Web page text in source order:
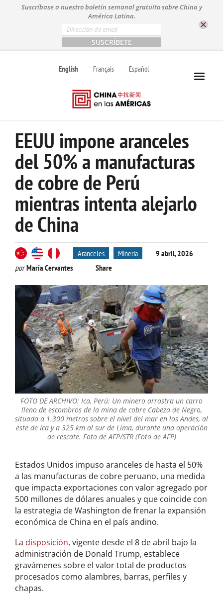
t
Suscríbase a nuestro boletín semanal gratuito sobre China y
América Latina.
E
m
a
i
*
English Français Español
EEUU impone aranceles
del 50% a manufacturas
de cobre de Perú
mientras intenta alejarlo
de China
Aranceles Minería
9 abril, 2026
porMaría Cervantes Share
FOTO DE ARCHIVO: Ica, Perú: Un minero arrastra un carro
lleno de escombros de la mina de cobre Cabeza de Negro,
situada a 1.300 metros sobre el nivel del mar en los Andes, al
este de Ica y a 325 km al sur de Lima, durante una operación
de rescate. Foto de AFP/STR (Foto de AFP)
Estados Unidos impuso aranceles de hasta el 50%
a las manufacturas de cobre peruano, una medida
que impacta exportaciones con valor agregado por
500 millones de dólares anuales y que coincide con
la estrategia de Washington de frenar la expansión
económica de China en el país andino.
La disposición, vigente desde el 8 de abril bajo la
administración de Donald Trump, establece
gravámenes sobre el valor total de productos
procesados como alambres, barras, perfiles y
chapas.